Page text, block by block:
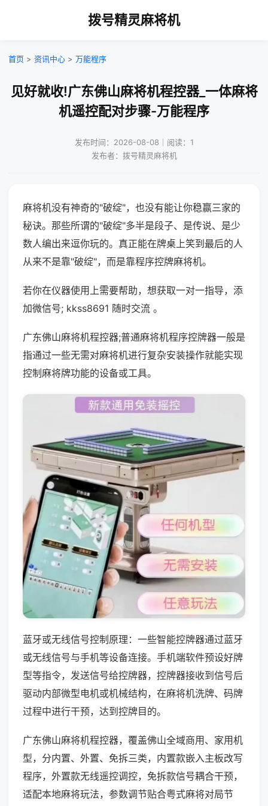
拨号精灵麻将机
首页 > 资讯中心 > 万能程序
见好就收!广东佛山麻将机程控器_一体麻将
机遥控配对步骤-万能程序
发布时间：2026-08-08｜阅读：1
发布者：拨号精灵麻将机
麻将机没有神奇的"破绽"，也没有能让你稳赢三家的
秘诀。那些所谓的"破绽"多半是段子、是传说、是少
数人编出来逗你玩的。真正能在牌桌上笑到最后的人
从来不是靠"破绽"，而是靠程序控牌麻将机。
若你在仪器使用上需要帮助，想获取一对一指导，添
加微信号; kkss8691 随时交流 。
广东佛山麻将机程控器;普通麻将机程序控牌器一般是
指通过一些无需对麻将机进行复杂安装操作就能实现
控制麻将牌功能的设备或工具。
蓝牙或无线信号控制原理：一些智能控牌器通过蓝牙
或无线信号与手机等设备连接。手机端软件预设好牌
型等指令，发送信号给控牌器，控牌器接收到信号后
驱动内部微型电机或机械结构，在麻将机洗牌、码牌
过程中进行干预，达到控牌目的。
广东佛山麻将机程控器，覆盖佛山全域商用、家用机
型，分内置、外置、免拆三类，内置款嵌入主板改写
程序，外置款无线遥控调控，免拆款信号耦合干预，
适配本地麻将玩法，参数调节贴合粤式麻将对局节